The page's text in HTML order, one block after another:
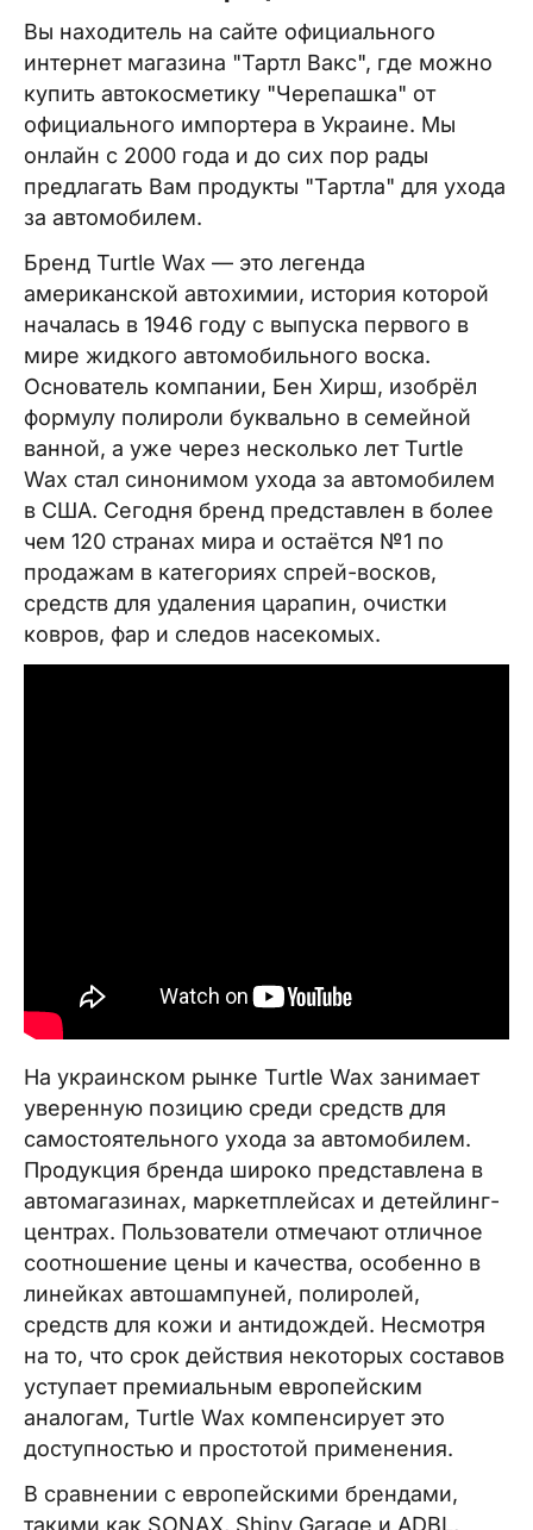
Вы находитель на сайте официального
интернет магазина "Тартл Вакс", где можно
купить автокосметику "Черепашка" от
официального импортера в Украине. Мы
онлайн с 2000 года и до сих пор рады
предлагать Вам продукты "Тартла" для ухода
за автомобилем.
Бренд Turtle Wax — это легенда
американской автохимии, история которой
началась в 1946 году с выпуска первого в
мире жидкого автомобильного воска.
Основатель компании, Бен Хирш, изобрёл
формулу полироли буквально в семейной
ванной, а уже через несколько лет Turtle
Wax стал синонимом ухода за автомобилем
в США. Сегодня бренд представлен в более
чем 120 странах мира и остаётся №1 по
продажам в категориях спрей-восков,
средств для удаления царапин, очистки
ковров, фар и следов насекомых.
На украинском рынке Turtle Wax занимает
уверенную позицию среди средств для
самостоятельного ухода за автомобилем.
Продукция бренда широко представлена в
автомагазинах, маркетплейсах и детейлинг-
центрах. Пользователи отмечают отличное
соотношение цены и качества, особенно в
линейках автошампуней, полиролей,
средств для кожи и антидождей. Несмотря
на то, что срок действия некоторых составов
уступает премиальным европейским
аналогам, Turtle Wax компенсирует это
доступностью и простотой применения.
В сравнении с европейскими брендами,
такими как SONAX, Shiny Garage и ADBL,